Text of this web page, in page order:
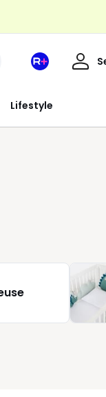
Lifestyle
Mon
Redoute